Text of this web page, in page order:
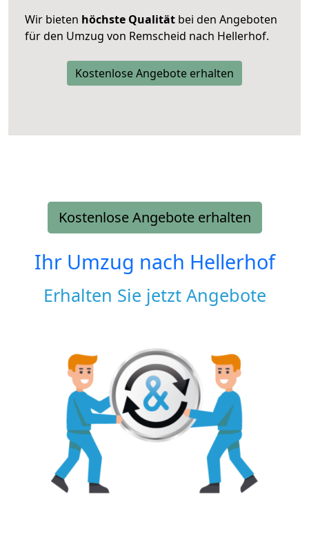
Wir bieten höchste Qualität bei den Angeboten
für den Umzug von Remscheid nach Hellerhof.
Kostenlose Angebote erhalten
Kostenlose Angebote erhalten
Ihr Umzug nach Hellerhof
Erhalten Sie jetzt Angebote